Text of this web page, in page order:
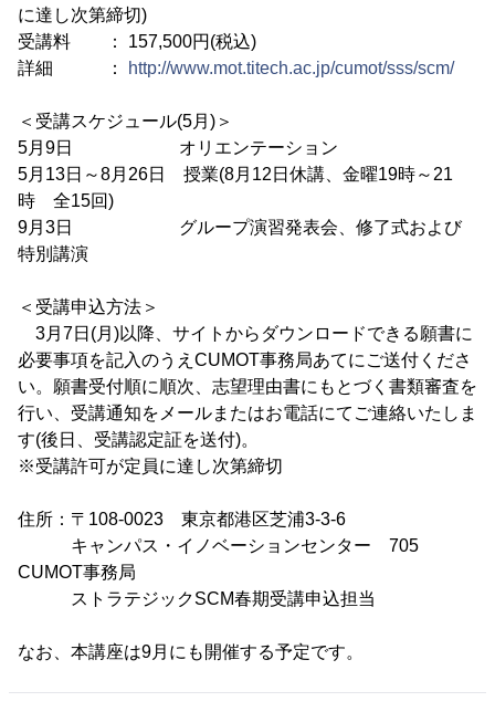
に達し次第締切)
受講料 ： 157,500円(税込)
詳細 ：
http://www.mot.titech.ac.jp/cumot/sss/scm/
＜受講スケジュール(5月)＞
5月9日 オリエンテーション
5月13日～8月26日 授業(8月12日休講、金曜19時～21
時 全15回)
9月3日 グループ演習発表会、修了式および
特別講演
＜受講申込方法＞
3月7日(月)以降、サイトからダウンロードできる願書に
必要事項を記入のうえCUMOT事務局あてにご送付くださ
い。願書受付順に順次、志望理由書にもとづく書類審査を
行い、受講通知をメールまたはお電話にてご連絡いたしま
す(後日、受講認定証を送付)。
※受講許可が定員に達し次第締切
住所：〒108-0023 東京都港区芝浦3-3-6
キャンパス・イノベーションセンター 705
CUMOT事務局
ストラテジックSCM春期受講申込担当
なお、本講座は9月にも開催する予定です。